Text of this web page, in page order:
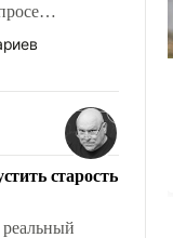
вооружений
Вероятно,
пришла в
бы
что
в
старость